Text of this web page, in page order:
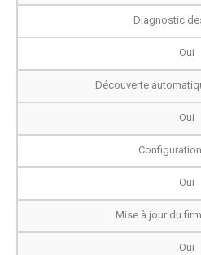
Diagnostic
Oui
Découverte
Oui
Oui
Mise à jour du
Oui